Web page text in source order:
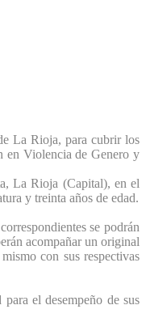
La Rioja, para cubrir los
en Violencia de Genero y
La Rioja (Capital), en el
y treinta años de edad.
se podrán
acompañar un original
con sus respectivas
el desempeño de sus